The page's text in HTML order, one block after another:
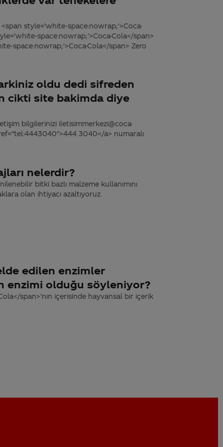
style='white-space:nowrap;'>Coca-
space:nowrap;'>Coca-Cola</span>
space:nowrap;'>Coca-Cola</span> Zero
oldu dedi sifreden
cikti site bakimda diye
bilgilerinizi iletisimmerkezi@coca-
3040</a> numaralı
nelerdir?
bitki bazlı malzeme kullanımını
olan ihtiyacı azaltıyoruz.
edilen enzimler
enzimi olduğu söyleniyor?
span>’nın içerisinde hayvansal bir içerik